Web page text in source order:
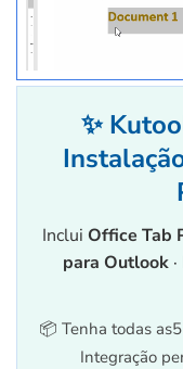
✨
Inclui Office Tab
para Outlook ·
📦 Tenha todas
Integração